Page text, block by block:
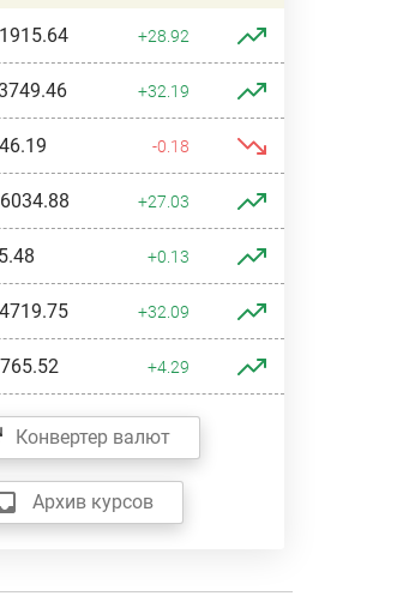
+28.92
+32.19
-0.18
+27.03
+0.13
+32.09
+4.29
Конвертер валют
Архив курсов